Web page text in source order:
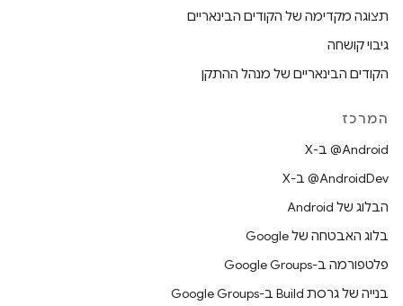
תצוגה מקדימה של הקודים הבינאריים
גיבוי קושחה
הקודים הבינאריים של מנהל ההתקן
המרכז
‫‎@Android ב-X
‫‎@AndroidDev ב-X
הבלוג של Android
בלוג האבטחה של Google
פלטפורמה ב-Google Groups
בנייה של גרסת Build ב-Google Groups